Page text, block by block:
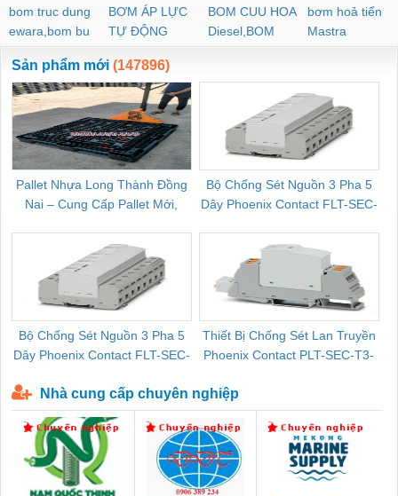
bom truc dung
ewara,bom bu
ewara
BƠM ÁP LỰC
TỰ ĐỘNG
BOM CUU HOA
Diesel,BOM
CHUA CHAY
bơm hoả tiển
Mastra
Sản phẩm mới (147896)
Pallet Nhựa Long Thành Đồng
Nai – Cung Cấp Pallet Mới,
Bộ Chống Sét Nguồn 3 Pha 5
Dây Phoenix Contact FLT-SEC-
Bộ Chống Sét Nguồn 3 Pha 5
Dây Phoenix Contact FLT-SEC-
Thiết Bị Chống Sét Lan Truyền
Phoenix Contact PLT-SEC-T3-
Nhà cung cấp chuyên nghiệp